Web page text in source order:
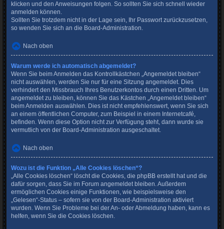
klicken und den Anweisungen folgen. So sollten Sie sich schnell wieder
anmelden können.
Sollten Sie trotzdem nicht in der Lage sein, Ihr Passwort zurückzusetzen,
so wenden Sie sich an die Board-Administration.
Nach oben
Warum werde ich automatisch abgemeldet?
Wenn Sie beim Anmelden das Kontrollkästchen „Angemeldet bleiben“
nicht auswählen, werden Sie nur für eine Sitzung angemeldet. Dies
verhindert den Missbrauch Ihres Benutzerkontos durch einen Dritten. Um
angemeldet zu bleiben, können Sie das Kästchen „Angemeldet bleiben“
beim Anmelden auswählen. Dies ist nicht empfehlenswert, wenn Sie sich
an einem öffentlichen Computer, zum Beispiel in einem Internetcafé,
befinden. Wenn diese Option nicht zur Verfügung steht, dann wurde sie
vermutlich von der Board-Administration ausgeschaltet.
Nach oben
Wozu ist die Funktion „Alle Cookies löschen“?
„Alle Cookies löschen“ löscht die Cookies, die phpBB erstellt hat und die
dafür sorgen, dass Sie im Forum angemeldet bleiben. Außerdem
ermöglichen Cookies einige Funktionen, wie beispielsweise den
„Gelesen“-Status – sofern sie von der Board-Administration aktiviert
wurden. Wenn Sie Probleme bei der An- oder Abmeldung haben, kann es
helfen, wenn Sie die Cookies löschen.